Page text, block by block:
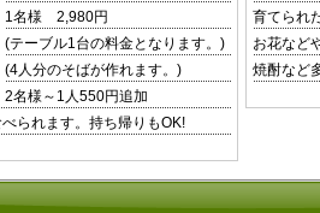
1名様 2,980円
(テーブル1台の料金となります。)
(4人分のそばが作れます。)
2名様～1人550円追加
られます。持ち帰りもOK!
育てられ
お花など
焼酎など